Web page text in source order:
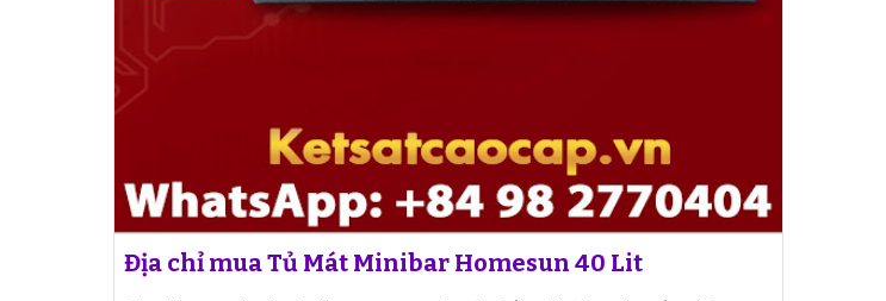
Địa chỉ mua Tủ Mát Minibar Homesun 40 Lit